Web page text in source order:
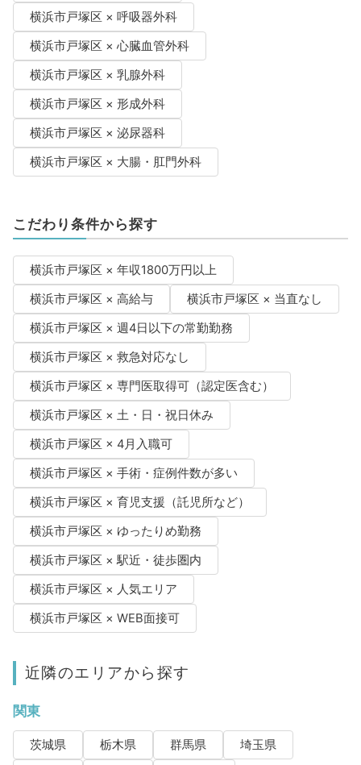
横浜市戸塚区 × 呼吸器外科
横浜市戸塚区 × 心臓血管外科
横浜市戸塚区 × 乳腺外科
横浜市戸塚区 × 形成外科
横浜市戸塚区 × 泌尿器科
横浜市戸塚区 × 大腸・肛門外科
こだわり条件から探す
横浜市戸塚区 × 年収1800万円以上
横浜市戸塚区 × 高給与
横浜市戸塚区 × 当直なし
横浜市戸塚区 × 週4日以下の常勤勤務
横浜市戸塚区 × 救急対応なし
横浜市戸塚区 × 専門医取得可（認定医含む）
横浜市戸塚区 × 土・日・祝日休み
横浜市戸塚区 × 4月入職可
横浜市戸塚区 × 手術・症例件数が多い
横浜市戸塚区 × 育児支援（託児所など）
横浜市戸塚区 × ゆったりめ勤務
横浜市戸塚区 × 駅近・徒歩圏内
横浜市戸塚区 × 人気エリア
横浜市戸塚区 × WEB面接可
近隣のエリアから探す
関東
茨城県 栃木県 群馬県
埼玉県